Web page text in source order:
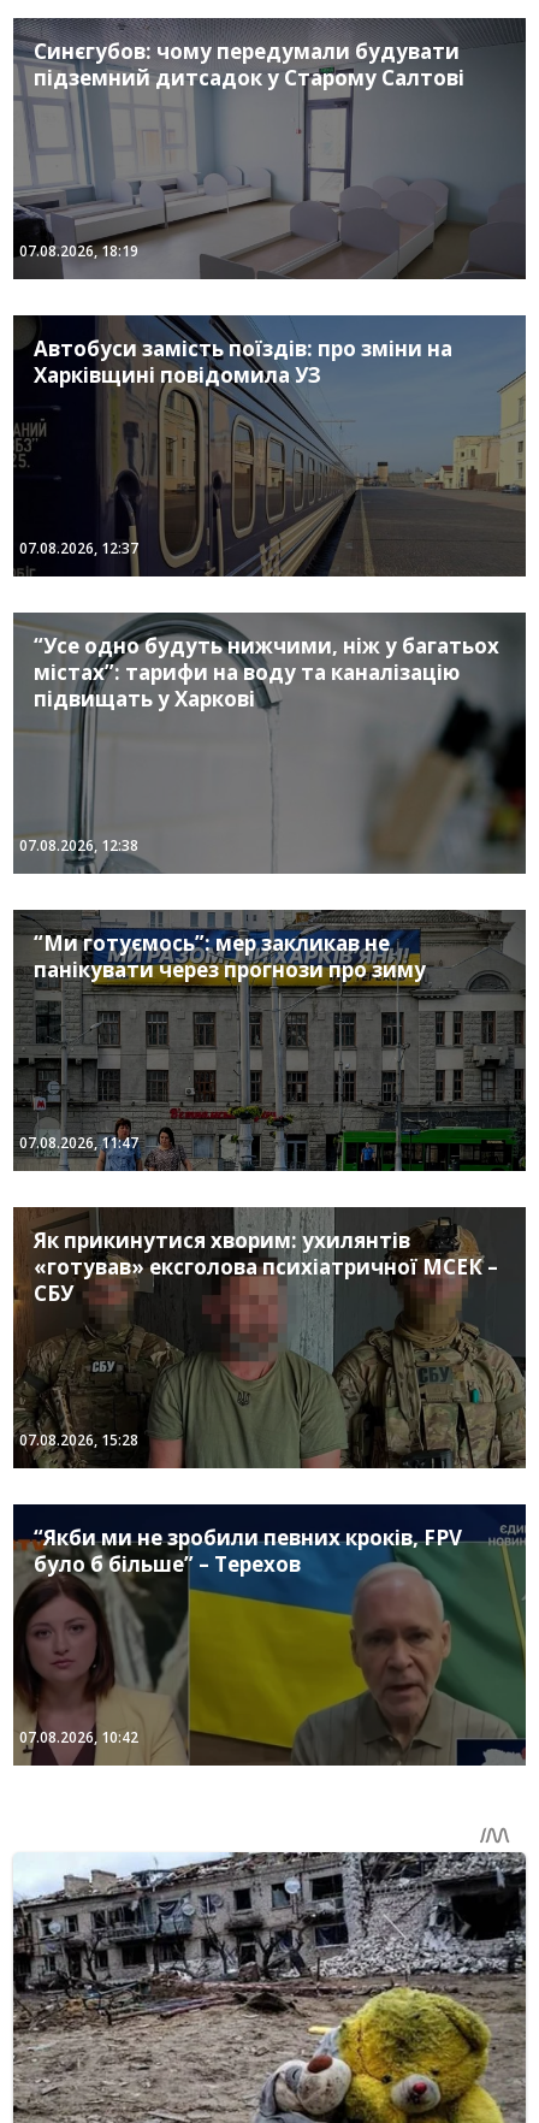
Синєгубов: чому передумали будувати
підземний дитсадок у Старому Салтові
07.08.2026, 18:19
Автобуси замість поїздів: про зміни на
Харківщині повідомила УЗ
07.08.2026, 12:37
“Усе одно будуть нижчими, ніж у багатьох
містах”: тарифи на воду та каналізацію
підвищать у Харкові
07.08.2026, 12:38
“Ми готуємось”: мер закликав не
панікувати через прогнози про зиму
07.08.2026, 11:47
Як прикинутися хворим: ухилянтів
«готував» ексголова психіатричної МСЕК –
СБУ
07.08.2026, 15:28
“Якби ми не зробили певних кроків, FPV
було б більше” – Терехов
07.08.2026, 10:42